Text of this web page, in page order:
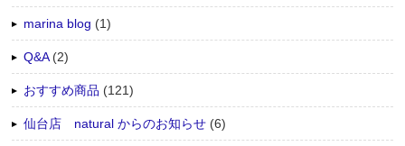
marina blog (1)
Q&A(2)
おすすめ商品 (121)
仙台店 natural からのお知らせ (6)